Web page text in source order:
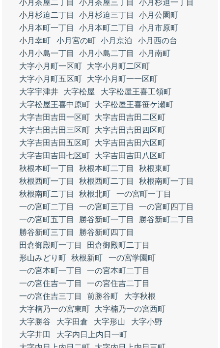
小月茶屋二丁目
小月茶屋三丁目
小月杉迫一丁目
小月杉迫二丁目
小月杉迫三丁目
小月公園町
小月本町一丁目
小月本町二丁目
小月市原町
小月幸町
小月宮の町 小月京泊
小月西の台
小月小島一丁目
小月小島二丁目
小月南町
大字小月町一区町
大字小月町二区町
大字小月町五区町
大字小月町一一区町
大字宇津井
大字松屋
大字松屋王喜工領町
大字松屋王喜中原町
大字松屋王喜笹ケ瀬町
大字吉田吉田一区町
大字吉田吉田二区町
大字吉田吉田三区町
大字吉田吉田四区町
大字吉田吉田五区町
大字吉田吉田六区町
大字吉田吉田七区町
大字吉田吉田八区町
秋根本町一丁目
秋根本町二丁目
秋根東町
秋根西町一丁目
秋根西町二丁目
秋根南町一丁目
秋根南町二丁目
秋根北町
一の宮町一丁目
一の宮町二丁目
一の宮町三丁目
一の宮町四丁目
一の宮町五丁目
勝谷新町一丁目
勝谷新町二丁目
勝谷新町三丁目
勝谷新町四丁目
田倉御殿町一丁目
田倉御殿町二丁目
形山みどり町 秋根新町
一の宮学園町
一の宮本町一丁目
一の宮本町二丁目
一の宮住吉一丁目
一の宮住吉二丁目
一の宮住吉三丁目
前勝谷町
大字秋根
大字楠乃一の宮東町
大字楠乃一の宮西町
大字勝谷
大字田倉 大字形山
大字小野
大字井田
大字内日上内日一町